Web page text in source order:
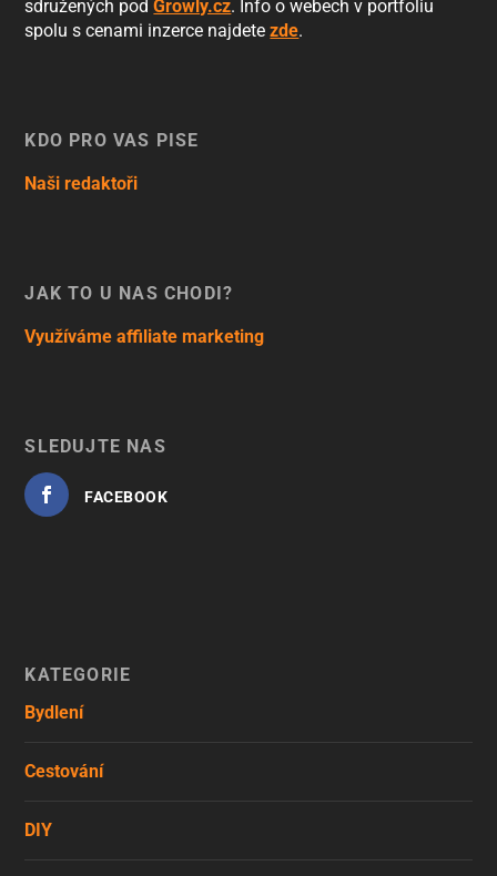
sdružených podGrowly.cz. Info o webech v portfoliu
spolu s cenami inzerce najdetezde.
KDO PRO VÁS PÍŠE
Naši redaktoři
JAK TO U NÁS CHODÍ?
Využíváme affiliate marketing
SLEDUJTE NÁS
FACEBOOK
KATEGORIE
Bydlení
Cestování
DIY